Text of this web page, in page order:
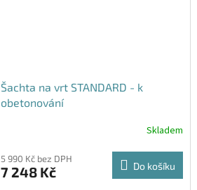
Šachta na vrt STANDARD - k
obetonování
Skladem
5 990 Kč bez DPH
7 248 Kč Do košíku